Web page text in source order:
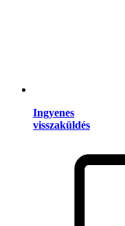
Ingyenes
visszaküldés